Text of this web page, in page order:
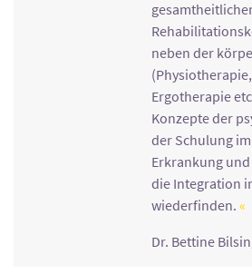
neben der
Ergotherapie
Konzepte der
der Schulung
Erkrankung
die Integration
wiederfinden.
Dr. Bettine